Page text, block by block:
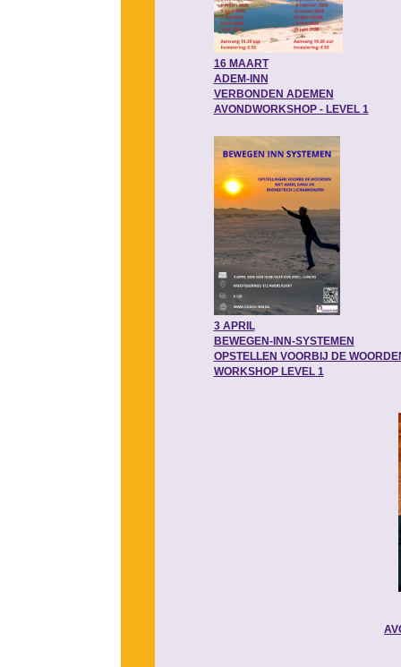
16 MAART
ADEM-INN
VERBONDEN ADEMEN
AVONDWORKSHOP - LEVEL 1
3 APRIL
BEWEGEN-INN-SYSTEMEN
OPSTELLEN VOORBIJ DE
WORKSHOP LEVEL 1